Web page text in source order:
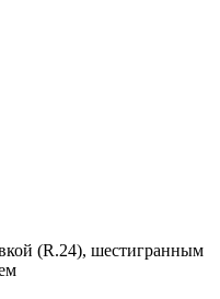
(R.24), шестигранным